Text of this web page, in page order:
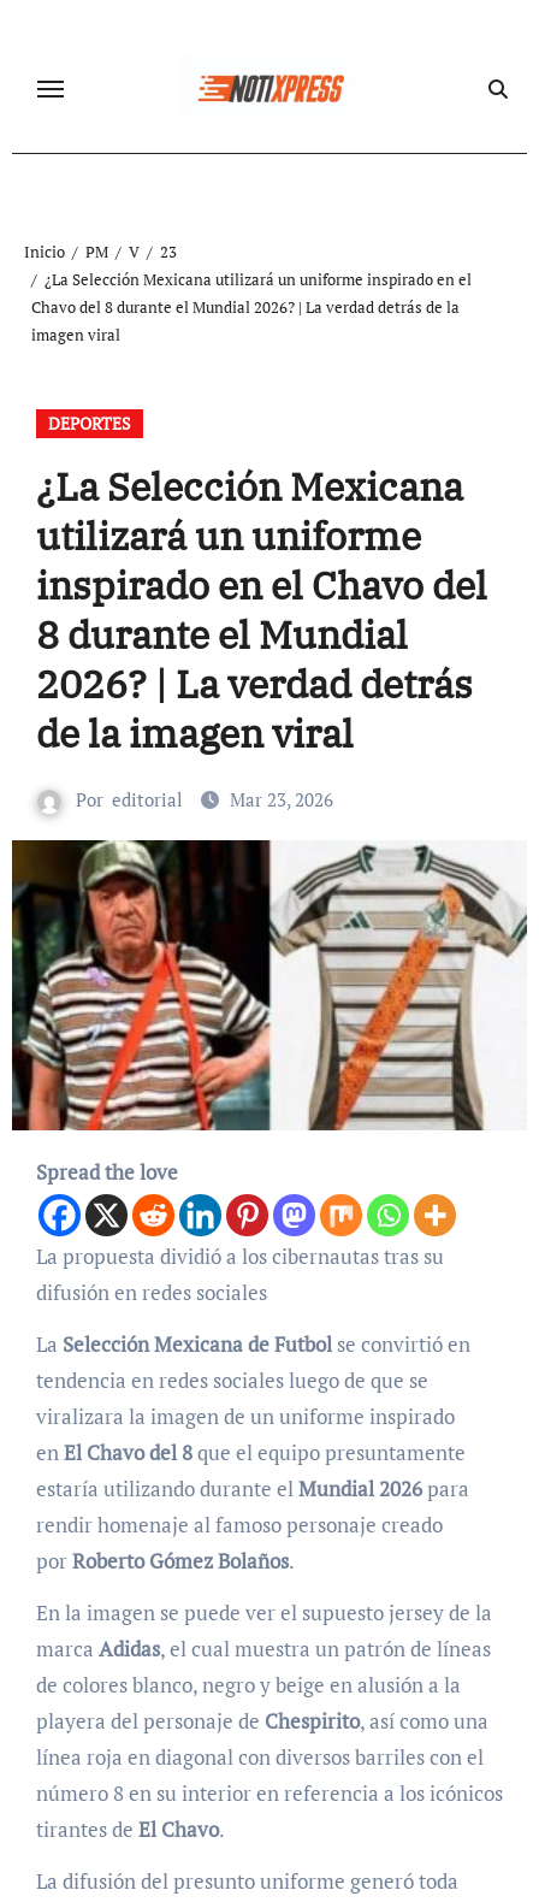
contenido
Inicio PM V
23
¿La Selección Mexicana utilizará un uniforme inspirado en el
Chavo del 8 durante el Mundial 2026? | La verdad detrás de la
imagen viral
DEPORTES
¿La Selección Mexicana
utilizará un uniforme
inspirado en el Chavo del
8 durante el Mundial
2026? | La verdad detrás
de la imagen viral
Por editorial Mar 23, 2026
Spread the love
La propuesta dividió a los cibernautas tras su
difusión en redes sociales
La Selección Mexicana de Futbol se convirtió en
tendencia en redes sociales luego de que se
viralizara la imagen de un uniforme inspirado
enEl Chavo del 8que el equipo presuntamente
estaría utilizando durante elMundial 2026para
rendir homenaje al famoso personaje creado
porRoberto Gómez Bolaños.
En la imagen se puede ver el supuesto jersey de la
marca Adidas, el cual muestra un patrón de líneas
de colores blanco, negro y beige en alusión a la
playera del personaje de Chespirito, así como una
línea roja en diagonal con diversos barriles con el
número 8 en su interior en referencia a los icónicos
tirantes de El Chavo.
La difusión del presunto uniforme generó toda